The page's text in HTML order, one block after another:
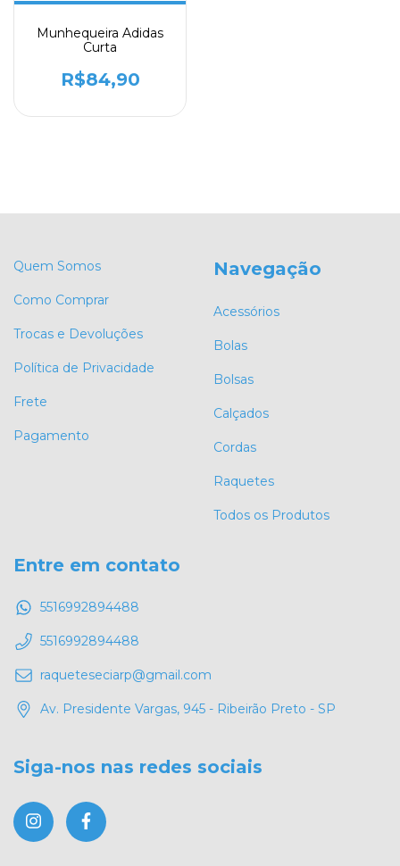
Munhequeira Adidas
Curta
R$84,90
Quem Somos
Como Comprar
Trocas e Devoluções
Política de Privacidade
Frete
Pagamento
Navegação
Acessórios
Bolas
Bolsas
Calçados
Cordas
Raquetes
Todos os Produtos
Entre em contato
5516992894488
5516992894488
raqueteseciarp@gmail.com
Av. Presidente Vargas, 945 - Ribeirão Preto - SP
Siga-nos nas redes sociais